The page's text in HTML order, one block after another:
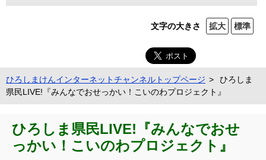
文字の大きさ 拡大 標準
ひろしまけんインターネットチャンネルトップページ
ひろしま
県民LIVE!『みんなでおせっかい！こいのわプロジェクト』
ひろしま県民LIVE!『みんなでおせ
っかい！こいのわプロジェクト』